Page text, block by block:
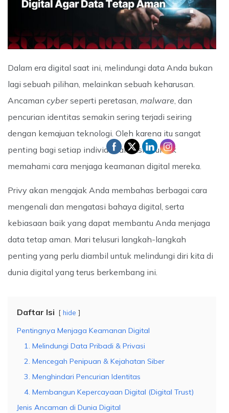
Dalam era digital saat ini, melindungi data Anda bukan
lagi sebuah pilihan, melainkan sebuah keharusan.
Ancaman cyberseperti peretasan, malware, dan
pencurian identitas semakin sering terjadi seiring
dengan kemajuan teknologi. Oleh karena itu sangat
penting bagi setiap individu dan bisnis untuk
memahami cara menjaga keamanan digital mereka.
Privy akan mengajak Anda membahas berbagai cara
mengenali dan mengatasi bahaya digital, serta
kebiasaan baik yang dapat membantu Anda menjaga
data tetap aman. Mari telusuri langkah-langkah
penting yang perlu diambil untuk melindungi diri kita di
dunia digital yang terus berkembang ini.
Daftar Isi hide
Pentingnya Menjaga Keamanan Digital
1. Melindungi Data Pribadi & Privasi
2. Mencegah Penipuan & Kejahatan Siber
3. Menghindari Pencurian Identitas
4. Membangun Kepercayaan Digital (Digital Trust)
Jenis Ancaman di Dunia Digital